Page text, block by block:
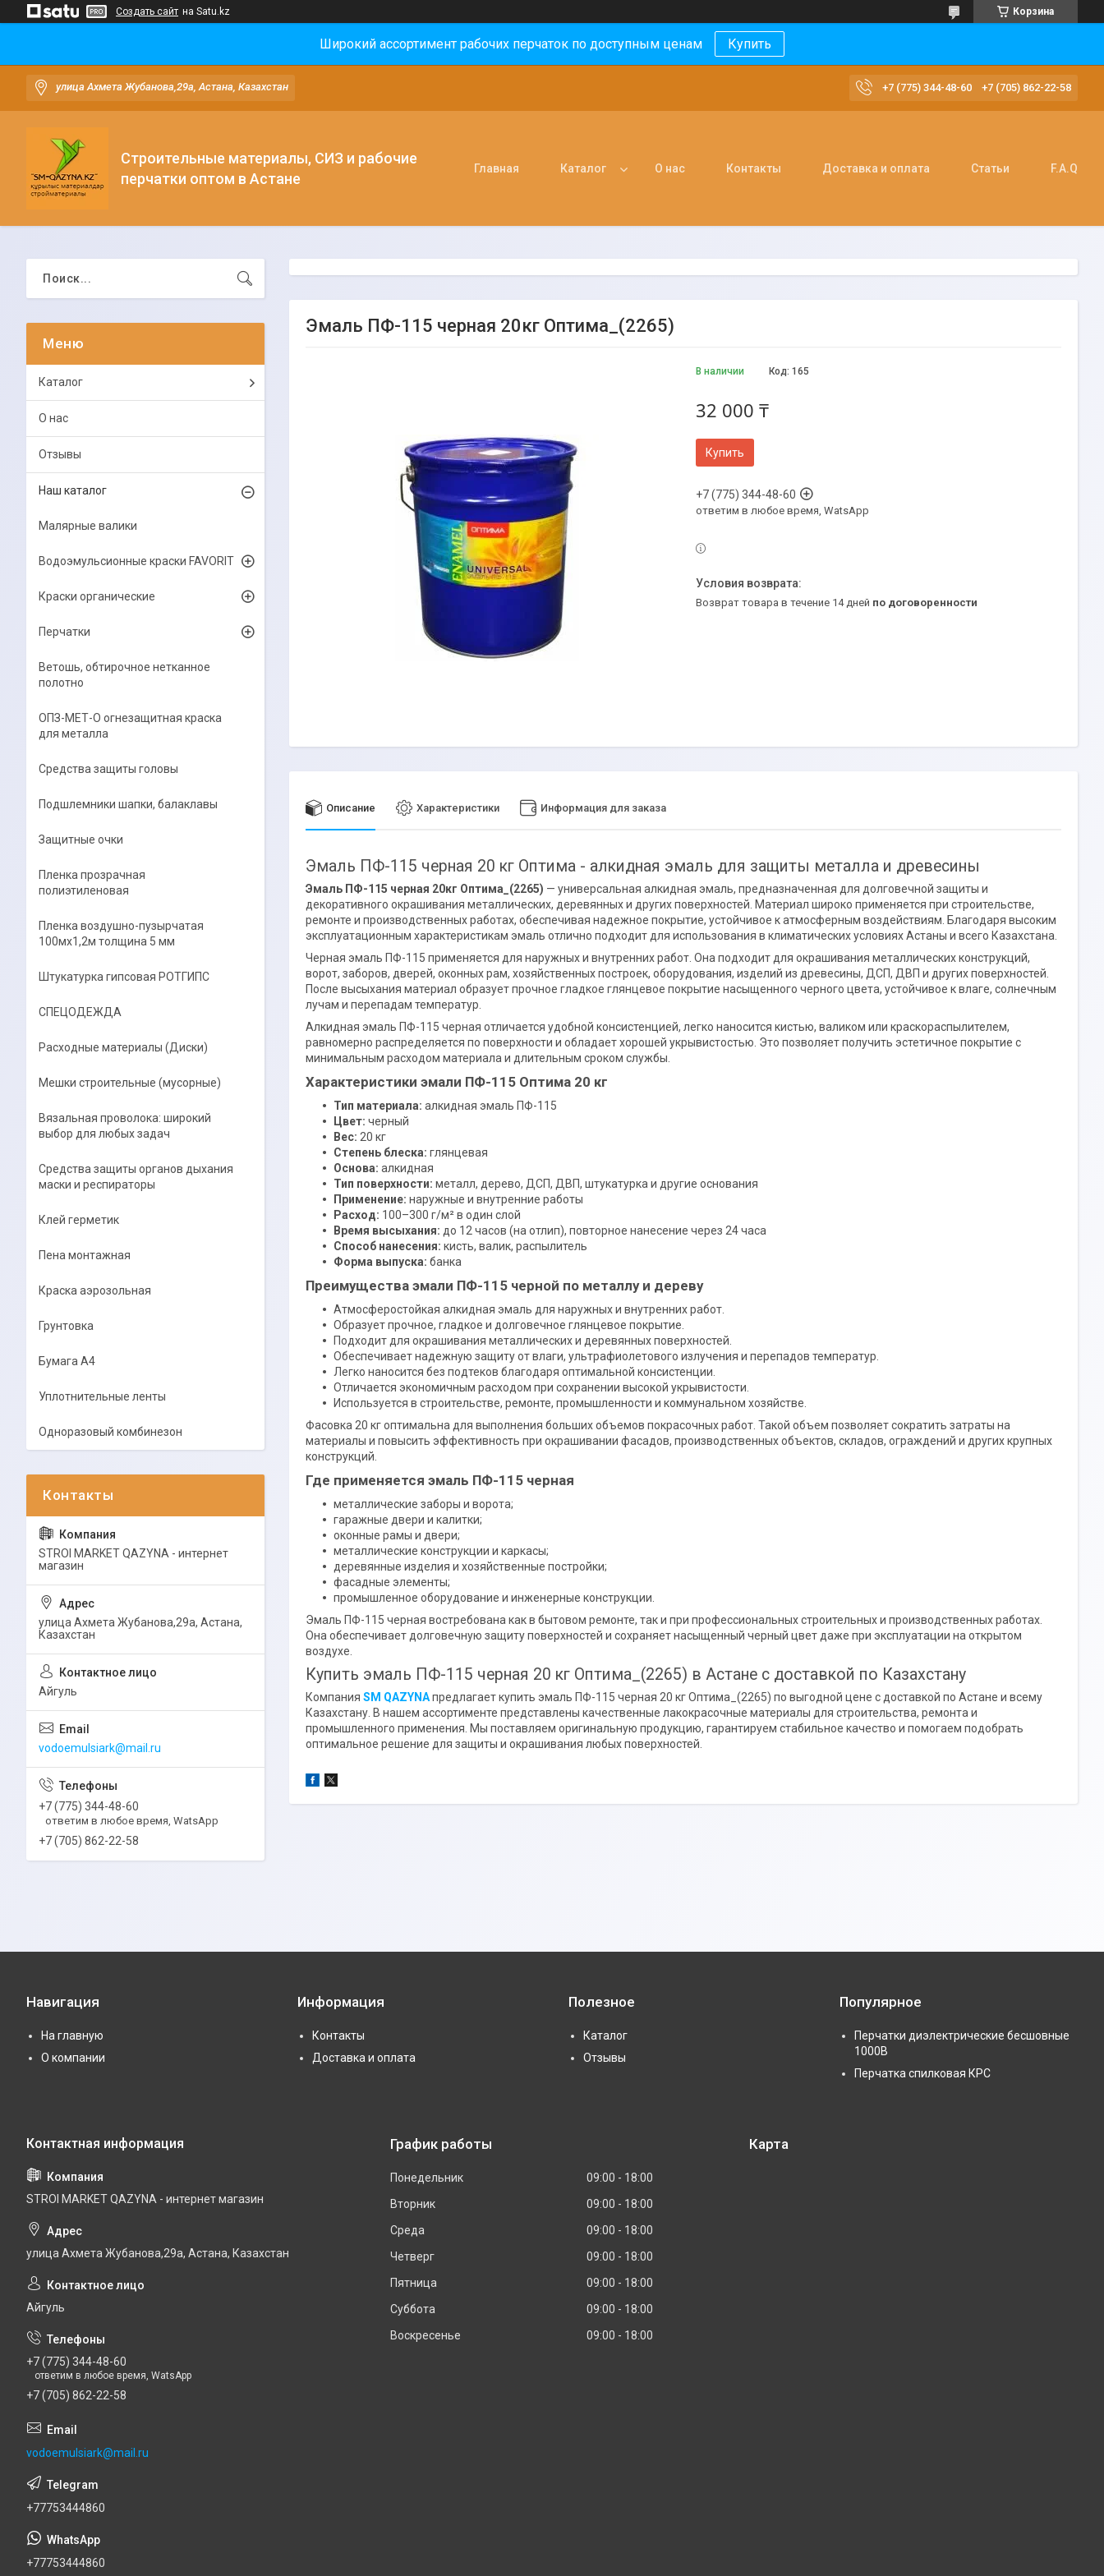
Создать сайт на Satu.kz Корзина
Широкий ассортимент рабочих перчаток по доступным ценам Купить
улица Ахмета Жубанова,29а, Астана, Казахстан +7 (775) 344-48-60 +7 (705) 862-22-58
Строительные материалы, СИЗ и рабочие
перчатки оптом в Астане
Главная Каталог О нас Контакты Доставка и оплата Статьи F.A.Q
Эмаль ПФ-115 черная 20кг Оптима_(2265)
В наличии Код: 165
32 000 ₸
Купить
+7 (775) 344-48-60
ответим в любое время, WatsApp
возврат товара в течение 14 дней по договоренности
Описание Характеристики Информация для заказа
Эмаль ПФ-115 черная 20 кг Оптима - алкидная эмаль для защиты металла и древесины
Эмаль ПФ-115 черная 20кг Оптима_(2265) — универсальная алкидная эмаль, предназначенная для долговечной защиты и
декоративного окрашивания металлических, деревянных и других поверхностей. Материал широко применяется при строительстве,
ремонте и производственных работах, обеспечивая надежное покрытие, устойчивое к атмосферным воздействиям. Благодаря высоким
эксплуатационным характеристикам эмаль отлично подходит для использования в климатических условиях Астаны и всего Казахстана.
Черная эмаль ПФ-115 применяется для наружных и внутренних работ. Она подходит для окрашивания металлических конструкций,
ворот, заборов, дверей, оконных рам, хозяйственных построек, оборудования, изделий из древесины, ДСП, ДВП и других поверхностей.
После высыхания материал образует прочное гладкое глянцевое покрытие насыщенного черного цвета, устойчивое к влаге, солнечным
лучам и перепадам температур.
Алкидная эмаль ПФ-115 черная отличается удобной консистенцией, легко наносится кистью, валиком или краскораспылителем,
равномерно распределяется по поверхности и обладает хорошей укрывистостью. Это позволяет получить эстетичное покрытие с
минимальным расходом материала и длительным сроком службы.
Характеристики эмали ПФ-115 Оптима 20 кг
Тип материала: алкидная эмаль ПФ-115
Цвет: черный
Вес: 20 кг
Степень блеска: глянцевая
Основа: алкидная
Тип поверхности: металл, дерево, ДСП, ДВП, штукатурка и другие основания
Применение: наружные и внутренние работы
Расход: 100–300 г/м² в один слой
Время высыхания: до 12 часов (на отлип), повторное нанесение через 24 часа
Способ нанесения: кисть, валик, распылитель
Форма выпуска: банка
Преимущества эмали ПФ-115 черной по металлу и дереву
Атмосферостойкая алкидная эмаль для наружных и внутренних работ.
Образует прочное, гладкое и долговечное глянцевое покрытие.
Подходит для окрашивания металлических и деревянных поверхностей.
Обеспечивает надежную защиту от влаги, ультрафиолетового излучения и перепадов температур.
Легко наносится без подтеков благодаря оптимальной консистенции.
Отличается экономичным расходом при сохранении высокой укрывистости.
Используется в строительстве, ремонте, промышленности и коммунальном хозяйстве.
Фасовка 20 кг оптимальна для выполнения больших объемов покрасочных работ. Такой объем позволяет сократить затраты на
материалы и повысить эффективность при окрашивании фасадов, производственных объектов, складов, ограждений и других крупных
конструкций.
Где применяется эмаль ПФ-115 черная
металлические заборы и ворота;
гаражные двери и калитки;
оконные рамы и двери;
металлические конструкции и каркасы;
деревянные изделия и хозяйственные постройки;
фасадные элементы;
промышленное оборудование и инженерные конструкции.
Эмаль ПФ-115 черная востребована как в бытовом ремонте, так и при профессиональных строительных и производственных работах.
Она обеспечивает долговечную защиту поверхностей и сохраняет насыщенный черный цвет даже при эксплуатации на открытом
воздухе.
Купить эмаль ПФ-115 черная 20 кг Оптима_(2265) в Астане с доставкой по Казахстану
Компания SM QAZYNAпредлагает купить эмаль ПФ-115 черная 20 кг Оптима_(2265) по выгодной цене с доставкой по Астане и всему
Казахстану. В нашем ассортименте представлены качественные лакокрасочные материалы для строительства, ремонта и
промышленного применения. Мы поставляем оригинальную продукцию, гарантируем стабильное качество и помогаем подобрать
оптимальное решение для защиты и окрашивания любых поверхностей.
Каталог
О нас
Отзывы
Наш каталог
Малярные валики
Водоэмульсионные краски FAVORIT
Краски органические
Перчатки
Ветошь, обтирочное нетканное
полотно
ОПЗ-МЕТ-О огнезащитная краска
для металла
Средства защиты головы
Подшлемники шапки, балаклавы
Защитные очки
Пленка прозрачная
полиэтиленовая
Пленка воздушно-пузырчатая
100мх1,2м толщина 5 мм
Штукатурка гипсовая РОТГИПС
СПЕЦОДЕЖДА
Расходные материалы (Диски)
Мешки строительные (мусорные)
Вязальная проволока: широкий
выбор для любых задач
Средства защиты органов дыхания
маски и респираторы
Клей герметик
Пена монтажная
Краска аэрозольная
Грунтовка
Бумага А4
Уплотнительные ленты
Одноразовый комбинезон
STROI MARKET QAZYNA - интернет
магазин
улица Ахмета Жубанова,29а, Астана,
Казахстан
Айгуль
vodoemulsiark@mail.ru
+7 (775) 344-48-60
ответим в любое время, WatsApp
+7 (705) 862-22-58
Навигация
На главную
О компании
Информация
Контакты
Доставка и оплата
Полезное
Каталог
Отзывы
Популярное
Перчатки диэлектрические бесшовные
1000В
Перчатка спилковая КРС
STROI MARKET QAZYNA - интернет магазин
улица Ахмета Жубанова,29а, Астана, Казахстан
Айгуль
+7 (775) 344-48-60
ответим в любое время, WatsApp
+7 (705) 862-22-58
vodoemulsiark@mail.ru
+77753444860
+77753444860
График работы
Понедельник 09:00
18:00
Вторник
09:00
18:00
Среда
09:00
18:00
Четверг
09:00
18:00
Пятница
09:00
18:00
Суббота
09:00
18:00
Воскресенье
09:00 18:00
Карта